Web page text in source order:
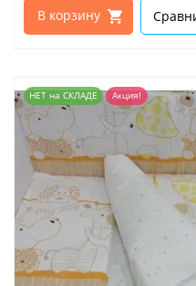
В корзину
НЕТ на СКЛАДЕ Акция!